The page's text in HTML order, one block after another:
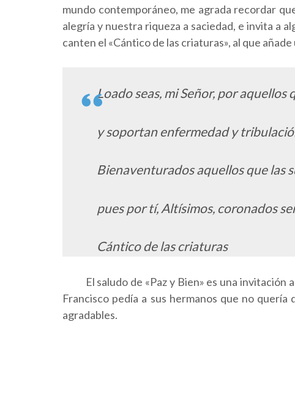
mundo contemporáneo, me agrada recordar
alegría y nuestra riqueza a saciedad, e invita a
canten el «Cántico de las criaturas», al que
Loado seas, mi Señor, por
y soportan enfermedad y
Bienaventurados aquellos que las
pues por tí, Altísimos, coronados
Cántico de las criaturas
El saludo de «Paz y Bien» es una invitación a
Francisco pedía a sus hermanos que no
agradables.